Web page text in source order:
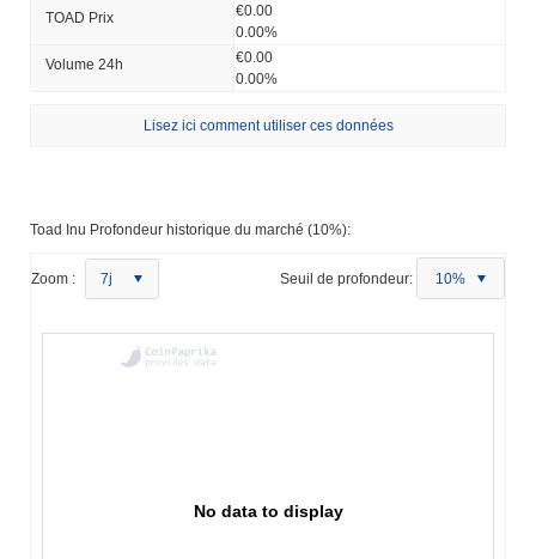
TOAD Prix ​​
€0.00
0.00%
Volume 24h
€0.00
0.00%
Lisez ici comment utiliser ces données
Toad Inu Profondeur historique du marché (10%):
Zoom : 7j Seuil de profondeur: 10%
No data to display